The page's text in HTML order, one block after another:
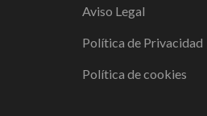
Aviso Legal
Política de Privacidad
Política de cookies